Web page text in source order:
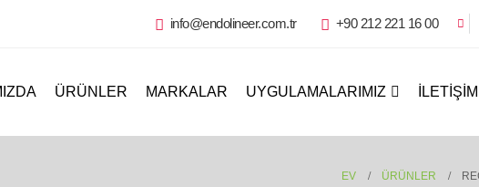
info@endolineer.com.tr +90 212 221 16 00
ÜRÜNLER MARKALAR UYGULAMALARIMIZ İLETIŞIM
EV ÜRÜNLER